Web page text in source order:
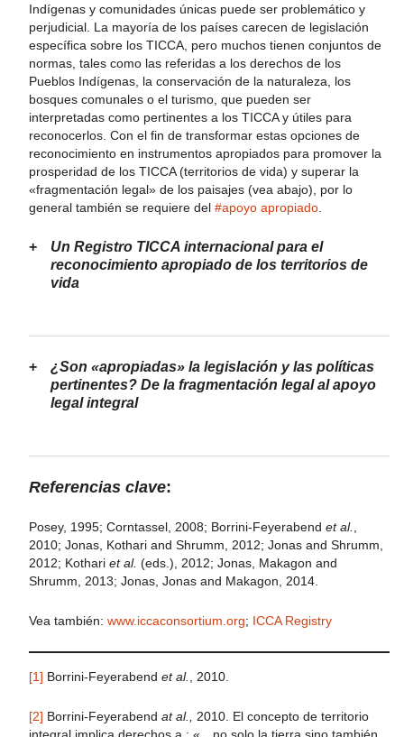
Indígenas y comunidades únicas puede ser problemático y
perjudicial. La mayoría de los países carecen de legislación
específica sobre los TICCA, pero muchos tienen conjuntos de
normas, tales como las referidas a los derechos de los
Pueblos Indígenas, la conservación de la naturaleza, los
bosques comunales o el turismo, que pueden ser
interpretadas como pertinentes a los TICCA y útiles para
reconocerlos. Con el fin de transformar estas opciones de
reconocimiento en instrumentos apropiados para promover la
prosperidad de los TICCA (territorios de vida) y superar la
«fragmentación legal» de los paisajes (vea abajo), por lo
general también se requiere del #apoyo apropiado
Un Registro TICCA internacional para el
reconocimiento apropiado de los territorios de
vida
¿Son «apropiadas» la legislación y las políticas
pertinentes? De la fragmentación legal al apoyo
legal integral
Referencias clave:
Posey, 1995; Corntassel, 2008; Borrini-Feyerabend et al.
2010; Jonas, Kothari and Shrumm, 2012; Jonas and Shrumm,
2012; Kothari et al. (eds.), 2012; Jonas, Makagon and
Shrumm, 2013; Jonas, Jonas and Makagon, 2014.
Vea también: www.iccaconsortium.org; ICCA Registry
[1] Borrini-Feyerabend et al. , 2010.
[2] Borrini-Feyerabend at al.,
2010. El concepto de territorio
integral implica derechos a : «…no solo la tierra sino también